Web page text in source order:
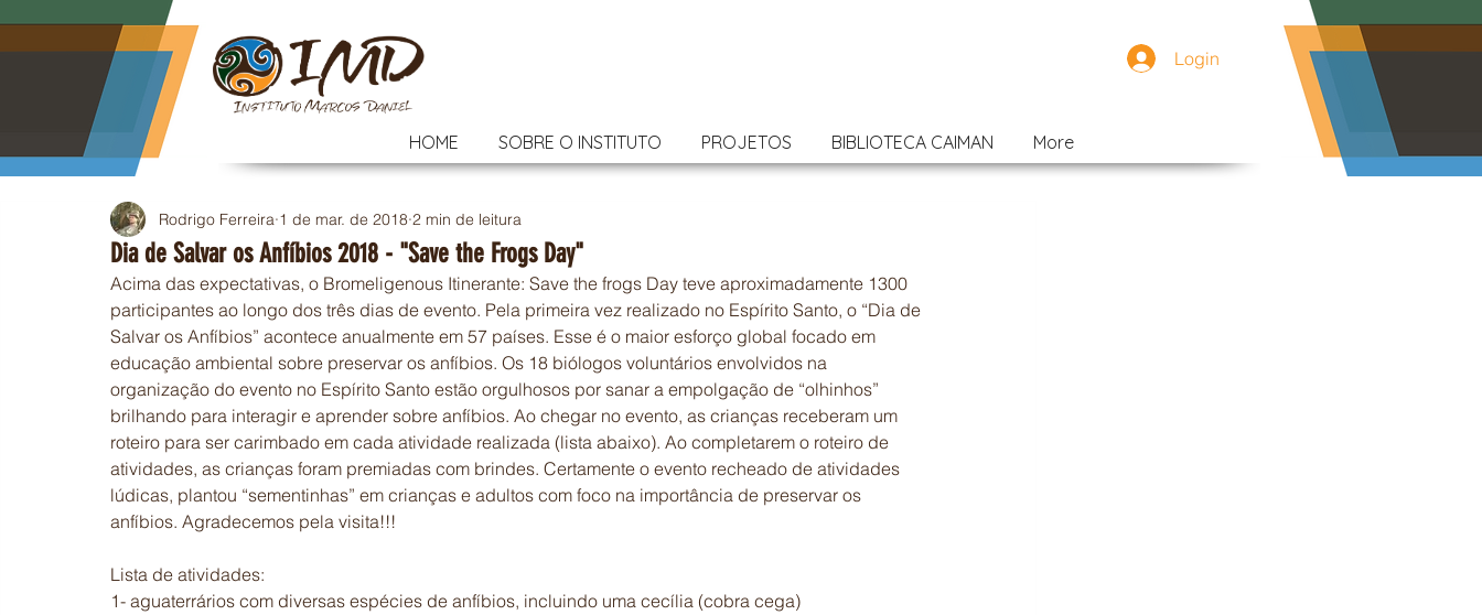
Login
HOME SOBRE O INSTITUTO PROJETOS BIBLIOTECA CAIMAN More
Dia de Salvar os Anfíbios 2018 - "Save the Frogs Day"
Rodrigo Ferreira 1 de mar. de 2018 2 min de leitura
Acima das expectativas, o Bromeligenous Itinerante: Save the frogs Day teve aproximadamente 1300
participantes ao longo dos três dias de evento. Pela primeira vez realizado no Espírito Santo, o “Dia de
Salvar os Anfíbios” acontece anualmente em 57 países. Esse é o maior esforço global focado em
educação ambiental sobre preservar os anfíbios. Os 18 biólogos voluntários envolvidos na
organização do evento no Espírito Santo estão orgulhosos por sanar a empolgação de “olhinhos”
brilhando para interagir e aprender sobre anfíbios. Ao chegar no evento, as crianças receberam um
roteiro para ser carimbado em cada atividade realizada (lista abaixo). Ao completarem o roteiro de
atividades, as crianças foram premiadas com brindes. Certamente o evento recheado de atividades
lúdicas, plantou “sementinhas” em crianças e adultos com foco na importância de preservar os
anfíbios. Agradecemos pela visita!!!
Lista de atividades:
1- aguaterrários com diversas espécies de anfíbios, incluindo uma cecília (cobra cega)